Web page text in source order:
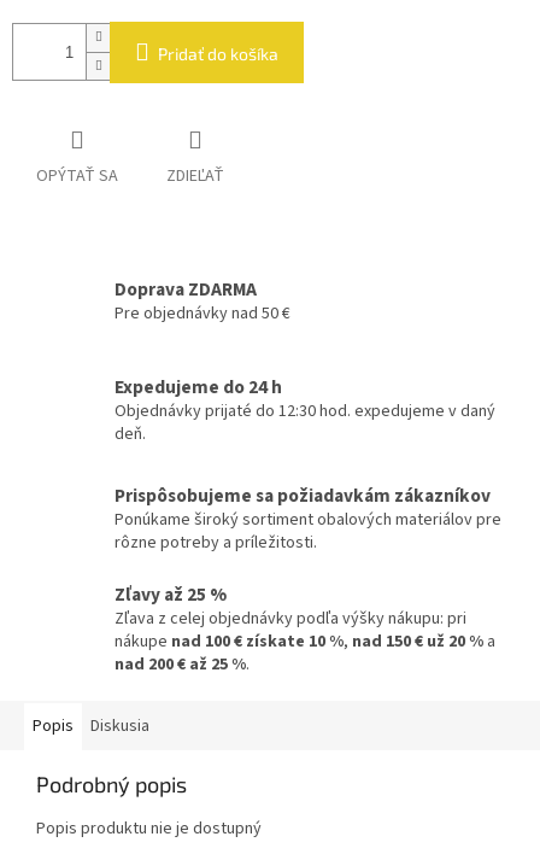
Pridať do košíka
OPÝTAŤ SA ZDIEĽAŤ
Doprava ZDARMA
Pre objednávky nad 50 €
Expedujeme do 24 h
Objednávky prijaté do 12:30 hod. expedujeme v daný
deň.
Prispôsobujeme sa požiadavkám zákazníkov
Ponúkame široký sortiment obalových materiálov pre
rôzne potreby a príležitosti.
Zľavy až 25 %
Zľava z celej objednávky podľa výšky nákupu: pri
nákupe nad 100 € získate 10 %, nad 150 € už 20 % a
nad 200 € až 25 %.
Popis Diskusia
Podrobný popis
Popis produktu nie je dostupný